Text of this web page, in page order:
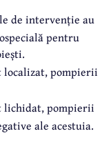
de intervenție au
pentru
localizat, pompierii
lichidat, pompierii
ale acestuia.